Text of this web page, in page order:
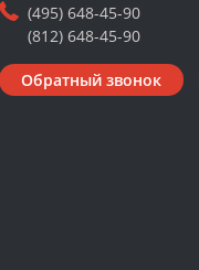
(495) 648-45-90
(812) 648-45-90
Обратный звонок